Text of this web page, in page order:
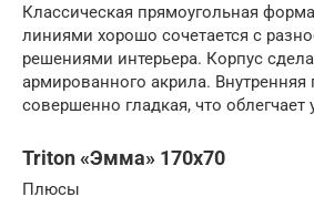
Классическая прямоугольная
линиями хорошо сочетается с
решениями интерьера. Корпус
армированного акрила. Внутренняя
совершенно гладкая, что облегчает
Triton «Эмма» 170х70
Плюсы